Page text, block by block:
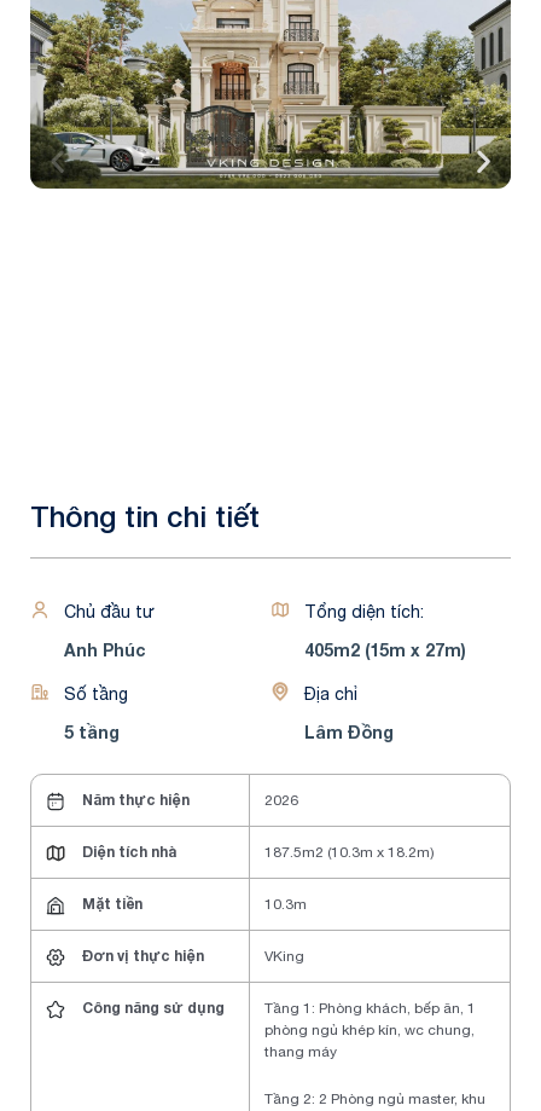
Thông tin chi tiết
Chủ đầu tư
Anh Phúc
Tổng diện tích:
405m2 (15m x 27m)
Số tầng
5 tầng
Địa chỉ
Lâm Đồng
Năm thực hiện 2026
Diện tích nhà 187.5m2 (10.3m x 18.2m)
Mặt tiền 10.3m
Đơn vị thực hiện VKing
Công năng sử dụng
Tầng 1: Phòng khách, bếp ăn, 1
phòng ngủ khép kín, wc chung,
thang máy
Tầng 2: 2 Phòng ngủ master, khu